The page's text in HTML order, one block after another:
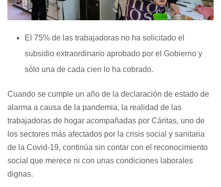
El 75% de las trabajadoras no ha solicitado el
subsidio extraordinario aprobado por el Gobierno y
sólo una de cada cien lo ha cobrado.
Cuando se cumple un año de la declaración de estado de
alarma a causa de la pandemia, la realidad de las
trabajadoras de hogar acompañadas por Cáritas, uno de
los sectores más afectados por la crisis social y sanitaria
de la Covid-19, continúa sin contar con el reconocimiento
social que merece ni con unas condiciones laborales
dignas.